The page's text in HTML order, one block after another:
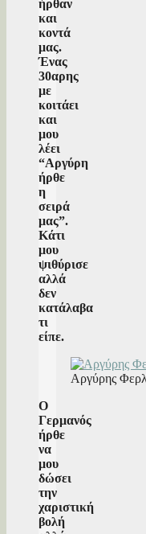
ήρθαν
και
κοντά
μας.
Ένας
30αρης
με
κοιτάει
και
μου
λέει
“Αργύρη
ήρθε
η
σειρά
μας”.
Κάτι
μου
ψιθύρισε
αλλά
δεν
κατάλαβα
τι
είπε.
Αργύρης
Ο
Γερμανός
ήρθε
να
μου
δώσει
την
χαριστική
βολή